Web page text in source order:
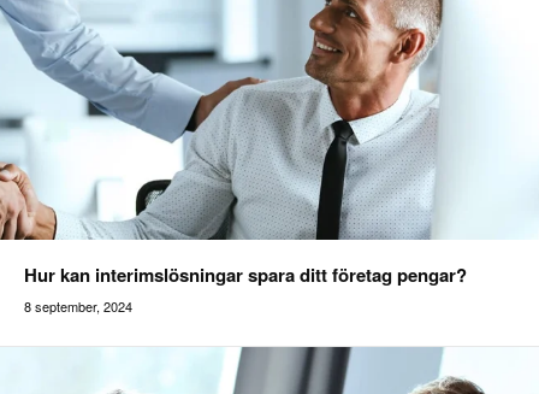
Addilon
Hur kan interimslösningar spara ditt företag pengar?
8 september, 2024